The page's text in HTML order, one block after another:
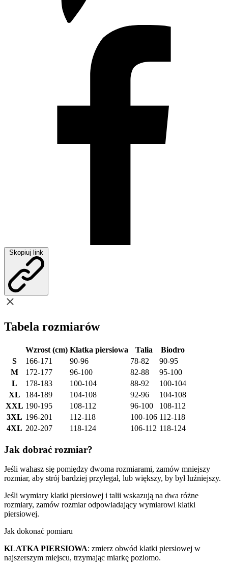
Skopiuj link
Tabela rozmiarów
Wzrost (cm) Klatka piersiowa Talia
Biodro
S
166-171 90-96 78-82
90-95
M
172-177 96-100 82-88
95-100
L
178-183 100-104 88-92
100-104
XL
184-189 104-108 92-96
104-108
XXL 190-195 108-112 96-100
108-112
3XL 196-201 112-118 100-106 112-118
4XL 202-207 118-124 106-112 118-124
Jak dobrać rozmiar?
Jeśli wahasz się pomiędzy dwoma rozmiarami, zamów mniejszy
rozmiar, aby strój bardziej przylegał, lub większy, by był luźniejszy.
Jeśli wymiary klatki piersiowej i talii wskazują na dwa różne
rozmiary, zamów rozmiar odpowiadający wymiarowi klatki
piersiowej.
Jak dokonać pomiaru
KLATKA PIERSIOWA: zmierz obwód klatki piersiowej w
najszerszym miejscu, trzymając miarkę poziomo.